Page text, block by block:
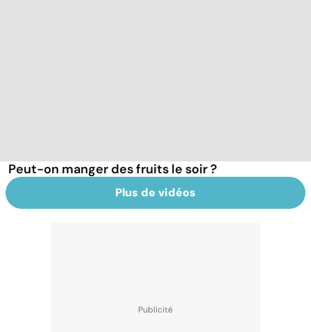
Peut-on manger des fruits le soir ?
Plus de vidéos